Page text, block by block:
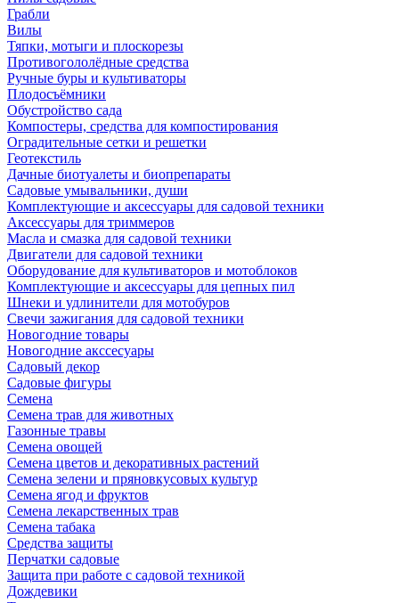
Грабли
Вилы
Тяпки, мотыги и плоскорезы
Противогололёдные средства
Ручные буры и культиваторы
Плодосъёмники
Обустройство сада
Компостеры, средства для компостирования
Оградительные сетки и решетки
Геотекстиль
Дачные биотуалеты и биопрепараты
Садовые умывальники, души
Комплектующие и аксессуары для садовой техники
Аксессуары для триммеров
Масла и смазка для садовой техники
Двигатели для садовой техники
Оборудование для культиваторов и мотоблоков
Комплектующие и аксессуары для цепных пил
Шнеки и удлинители для мотобуров
Свечи зажигания для садовой техники
Новогодние товары
Новогодние акссесуары
Садовый декор
Садовые фигуры
Семена
Семена трав для животных
Газонные травы
Семена овощей
Семена цветов и декоративных растений
Семена зелени и пряновкусовых культур
Семена ягод и фруктов
Семена лекарственных трав
Семена табака
Средства защиты
Перчатки садовые
Защита при работе с садовой техникой
Дождевики